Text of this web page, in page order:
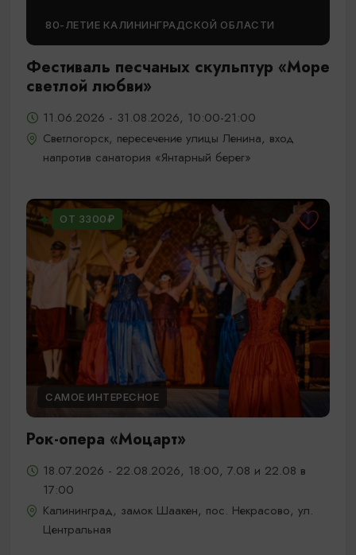
80-ЛЕТИЕ КАЛИНИНГРАДСКОЙ ОБЛАСТИ
Фестиваль песчаных скульптур «Море
светлой любви»
11.06.2026 - 31.08.2026, 10:00-21:00
Светлогорск, пересечение улицы Ленина, вход
напротив санатория «Янтарный берег»
ОТ 3300₽
САМОЕ ИНТЕРЕСНОЕ
Рок-опера «Моцарт»
18.07.2026 - 22.08.2026, 18:00, 7.08 и 22.08 в
17:00
Калининград, замок Шаакен, пос. Некрасово, ул.
Центральная